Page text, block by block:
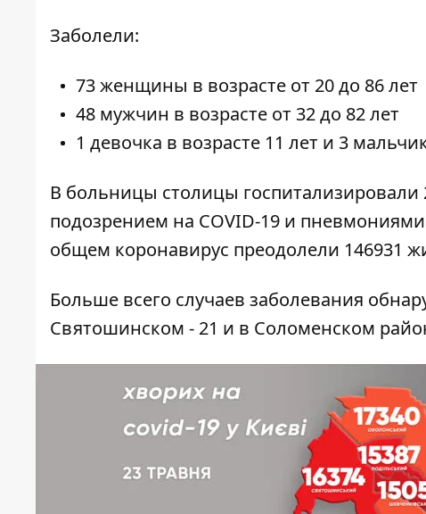
Заболели:
73 женщины в возрасте от 20 до 86 лет
48 мужчин в возрасте от 32 до 82 лет
1 девочка в возрасте 11 лет и 3
В больницы столицы госпитализировали
подозрением на COVID-19 и
общем коронавирус преодолели 146931
Больше всего случаев заболевания
Святошинском - 21 и в Соломенском